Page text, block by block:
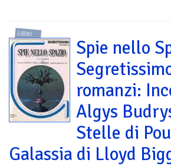
LIBRI
Spie nello
romanzi:
Algys
Stelle di
Galassia di Lloyd